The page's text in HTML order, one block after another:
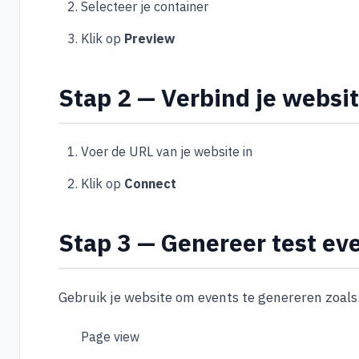
Selecteer je container
Klik op Preview
Stap 2 — Verbind je
Voer de URL van je website in
Klik op Connect
Stap 3 — Genereer test
Gebruik je website om events te genereren zoals:
Page view